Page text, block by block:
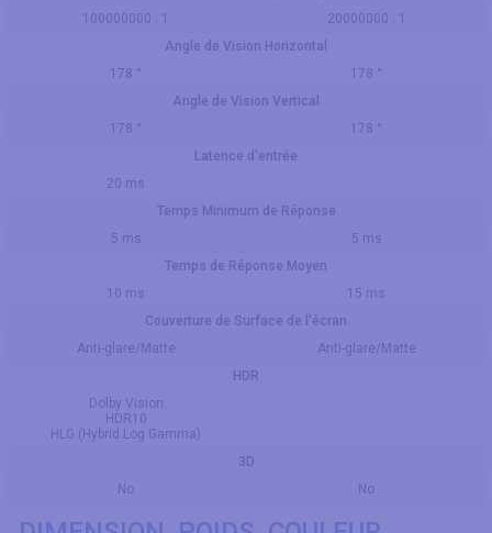
100000000 : 1
20000000 : 1
Angle de Vision Horizontal
178 °
178 °
Angle de Vision Vertical
178 °
178 °
Latence d'entrée
20 ms
Temps Minimum de Réponse
5 ms
5 ms
Temps de Réponse Moyen
10 ms
15 ms
Couverture de Surface de l'écran
Anti-glare/Matte
Anti-glare/Matte
HDR
Dolby Vision
HDR10
HLG (Hybrid Log Gamma)
3D
No
No